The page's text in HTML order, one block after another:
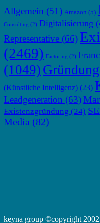
Allgemein (51) Amazon (5)
Consulting (2) Digitalisierung
Representative (66)
(2469) Factoring (2)
(1049)
(Künstliche Intelligenz) (23)
Leadgeneration (63)
Existenzgründung (24)
Media (82)
keyna group ©copyright